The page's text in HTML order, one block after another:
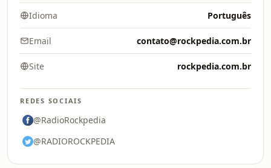
Idioma Português
Email contato@rockpedia.com.br
Site rockpedia.com.br
REDES SOCIAIS
@RadioRockpedia
@RADIOROCKPEDIA